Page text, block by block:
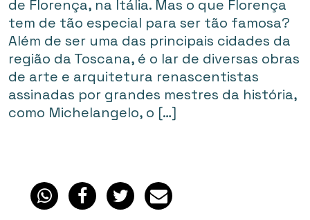
de Florença, na Itália. Mas o que Florença
tem de tão especial para ser tão famosa?
Além de ser uma das principais cidades da
região da Toscana, é o lar de diversas obras
de arte e arquitetura renascentistas
assinadas por grandes mestres da história,
como Michelangelo, o […]